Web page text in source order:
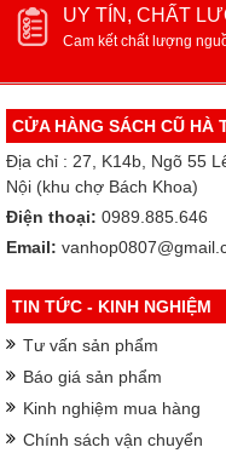
UY TÍN, CHẤT
Cam kết chất lượng
CỬA HÀNG SÁCH CŨ HÀ
Địa chỉ : 27, K14b, Ngõ 55
Nội (khu chợ Bách Khoa)
Điện thoại: 0989.885.646
Email:
TIN TỨC - KINH NGHIỆM
Tư vấn sản phẩm
Báo giá sản phẩm
Kinh nghiệm mua hàng
Chính sách vận chuyển